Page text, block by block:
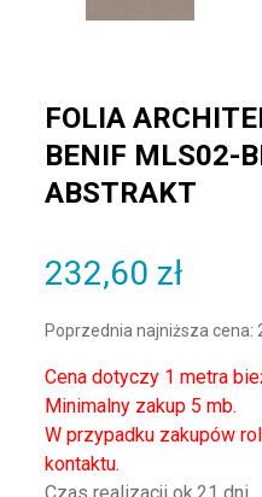
FOLIA
BENIF MLS02-
ABSTRAKT
232,60 zł
Poprzednia najniższa cena:
Cena dotyczy 1 metra
Minimalny zakup 5 mb.
W przypadku zakupów
kontaktu.